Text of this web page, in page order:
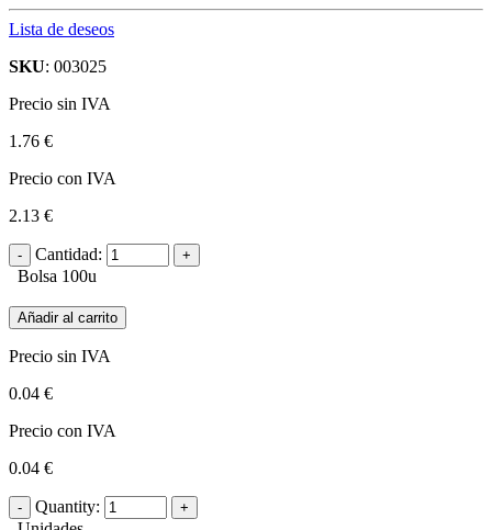
Lista de deseos
SKU: 003025
Precio sin IVA
1.76 €
Precio con IVA
2.13 €
Cantidad:
Bolsa 100u
Añadir al carrito
Precio sin IVA
0.04 €
Precio con IVA
0.04 €
Quantity: